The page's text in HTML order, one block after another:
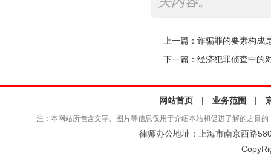
上一篇： 诈骗罪的要素构成
下一篇： 经济犯罪侦查中的
网站首页 | 业务范围 |
注：本网站所包含文字、图片等信息仅用于介绍本站和促进了解的之目
律师办公地址：上海市南京西路